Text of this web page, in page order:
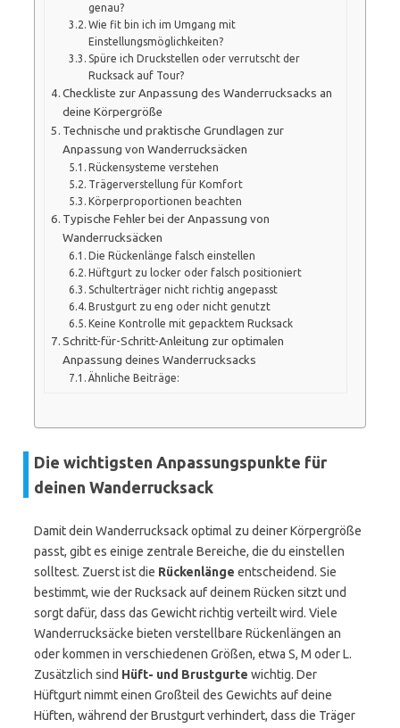
genau?
Wie fit bin ich im Umgang mit
Einstellungsmöglichkeiten?
Spüre ich Druckstellen oder verrutscht der
Rucksack auf Tour?
Checkliste zur Anpassung des Wanderrucksacks an
deine Körpergröße
Technische und praktische Grundlagen zur
Anpassung von Wanderrucksäcken
Rückensysteme verstehen
Trägerverstellung für Komfort
Körperproportionen beachten
Typische Fehler bei der Anpassung von
Wanderrucksäcken
Die Rückenlänge falsch einstellen
Hüftgurt zu locker oder falsch positioniert
Schulterträger nicht richtig angepasst
Brustgurt zu eng oder nicht genutzt
Keine Kontrolle mit gepacktem Rucksack
Schritt-für-Schritt-Anleitung zur optimalen
Anpassung deines Wanderrucksacks
Ähnliche Beiträge:
Die wichtigsten Anpassungspunkte für
deinen Wanderrucksack
Damit dein Wanderrucksack optimal zu deiner Körpergröße
passt, gibt es einige zentrale Bereiche, die du einstellen
solltest. Zuerst ist die Rückenlänge entscheidend. Sie
bestimmt, wie der Rucksack auf deinem Rücken sitzt und
sorgt dafür, dass das Gewicht richtig verteilt wird. Viele
Wanderrucksäcke bieten verstellbare Rückenlängen an
oder kommen in verschiedenen Größen, etwa S, M oder L.
Zusätzlich sind Hüft- und Brustgurte wichtig. Der
Hüftgurt nimmt einen Großteil des Gewichts auf deine
Hüften, während der Brustgurt verhindert, dass die Träger